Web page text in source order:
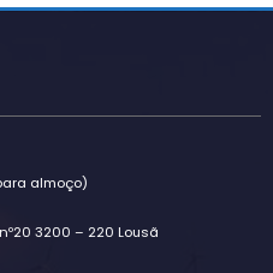
almoço)
3200 – 220 Lousã